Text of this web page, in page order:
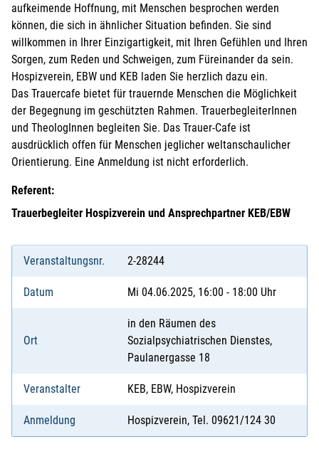
aufkeimende Hoffnung, mit Menschen besprochen werden
können, die sich in ähnlicher Situation befinden. Sie sind
willkommen in Ihrer Einzigartigkeit, mit Ihren Gefühlen und Ihren
Sorgen, zum Reden und Schweigen, zum Füreinander da sein.
Hospizverein, EBW und KEB laden Sie herzlich dazu ein.
Das Trauercafe bietet für trauernde Menschen die Möglichkeit
der Begegnung im geschützten Rahmen. TrauerbegleiterInnen
und TheologInnen begleiten Sie. Das Trauer-Cafe ist
ausdrücklich offen für Menschen jeglicher weltanschaulicher
Orientierung. Eine Anmeldung ist nicht erforderlich.
Referent:
Trauerbegleiter Hospizverein und Ansprechpartner KEB/EBW
Veranstaltungsnr. 2-28244
Datum Mi 04.06.2025, 16:00 - 18:00 Uhr
Ort
in den Räumen des
Sozialpsychiatrischen Dienstes,
Paulanergasse 18
Veranstalter KEB, EBW, Hospizverein
Anmeldung Hospizverein, Tel. 09621/124 30